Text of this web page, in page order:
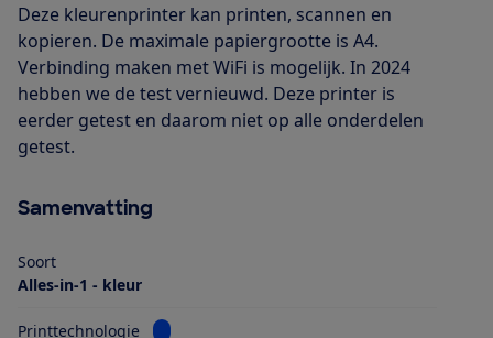
Deze kleurenprinter kan printen, scannen en
kopieren. De maximale papiergrootte is A4.
Verbinding maken met WiFi is mogelijk. In 2024
hebben we de test vernieuwd. Deze printer is
eerder getest en daarom niet op alle onderdelen
getest.
Samenvatting
Soort
Alles-in-1 - kleur
Printtechnologie
Bekijk informatie voor Printtechnologie